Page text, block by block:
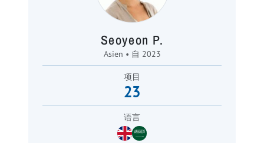
Seoyeon P.
Asien • 自 2023
项目
23
语言